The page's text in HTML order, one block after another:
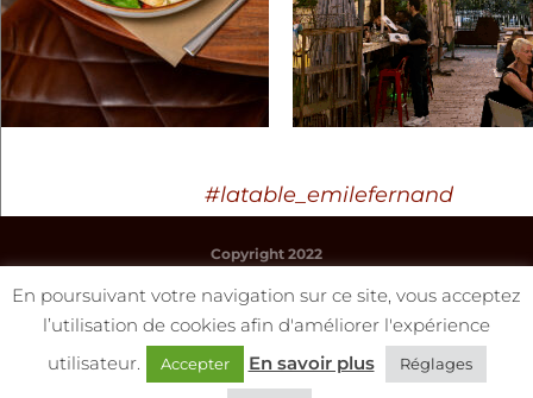
#latable_emilefernand
Copyright 2022
Mentions légales
Protection des données
En poursuivant votre navigation sur ce site, vous acceptez
l’utilisation de cookies afin d'améliorer l'expérience
utilisateur.
Accepter En savoir plus Réglages